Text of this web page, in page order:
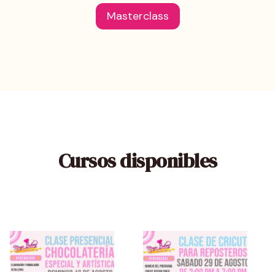
Masterclass
Cursos disponibles